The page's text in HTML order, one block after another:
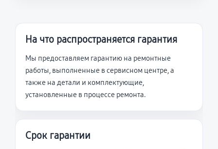
На что распространяется гарантия
Мы предоставляем гарантию на ремонтные
работы, выполненные в сервисном центре, а
также на детали и комплектующие,
установленные в процессе ремонта.
Срок гарантии